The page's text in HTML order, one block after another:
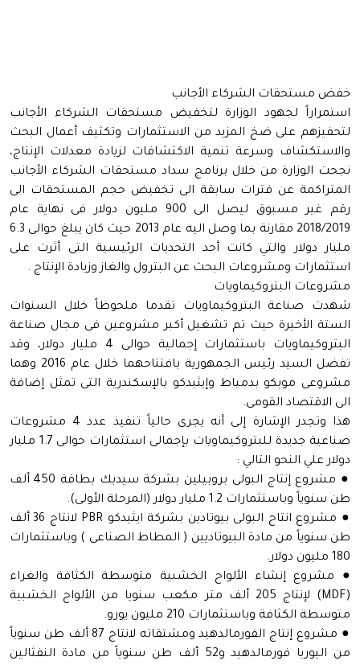
خفض مستحقات الشركاء الأجانب
استمراراً لجهود الوزارة لتخفيض مستحقات الشركاء الأجانب
لتحفيزهم على ضخ المزيد من الاستثمارات وتكثيف أعمال البحث
والاستكشاف وسرعة تنمية الاكتشافات لزيادة معدلات الإنتاج،
نجحت الوزارة من خلال برنامج سداد مستحقات الشركاء الأجانب
المتراكمة عن فترات سابقة الى تخفيض حجم المستحقات الى
رقم غير مسبوق ليصل الى 900 مليون دولار فى نهاية عام
2018/2019 مقارنة بما وصل اليه عام 2013 حيث كان يبلغ حوالى 6.3
مليار دولار والتي كانت أحد التحديات الرئيسية التى أثرت على
استثمارات ومشروعات البحث عن البترول والغاز وزيادة الإنتاج .​​
مشروعات البتروكيماويات
شهدت صناعة البتروكيماويات تقدما ملحوظاً خلال السنوات
الستة الأخيرة حيث تم تشغيل أكبر مشروعين فى مجال صناعة
البتروكيماويات باستثمارات إجمالية حوالى 4 مليار دولار، وقد
تفضل السيد رئيس الجمهورية بافتتاحهما خلال عام 2016 وهما
مشروعى موبكو بدمياط وإيثيدكو بالإسكندرية التى تمثل إضافة
الى الاقتصاد القومى.
هذا وتجدر الإشارة إلى أنه يجرى حالياً تنفيذ عدد 4 مشروعات
صناعية جديدة للبتروكيماويات بإجمالى استثمارات حوالى 1.7 مليار
دولار علي النحو التالي :
● مشروع إنتاج البولى بروبيلين بشركة سيدبك بطاقة 450 ألف
طن سنوياً وباستثمارات 1.2 مليار دولار (المرحلة الأولى).
● مشروع انتاج البولى بيوتادين بشركة ايثيدكو PBR لانتاج 36 ألف
طن سنوياً من مادة البيوتاديين ( المطاط الصناعى ) وباستثمارات
180 مليون دولار.
● مشروع إنشاء الألواح الخشبية متوسطة الكثافة والغراء
(MDF) لإنتاج 205 ألف متر مكعب سنويا من الألواح الخشبية
متوسطة الكثافة وباستثمارات 210 مليون يورو.
● مشروع إنتاج الفورمالدهيد ومشتقاته لانتاج 87 ألف طن سنوياً
من اليوريا فورمالدهيد و52 ألف طن سنوياً من مادة النفثالين